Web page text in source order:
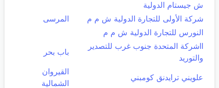
ش جيستام الدولية
شركة الأولى للتجارة الدولية ش م م
المرسى
النورس للتجارة الدولية ش م م
ااشركة المتحدة جنوب غرب للتصدير
والتوريد
باب بحر
علويني ترايدنق كومبني
القيروان
الشمالية